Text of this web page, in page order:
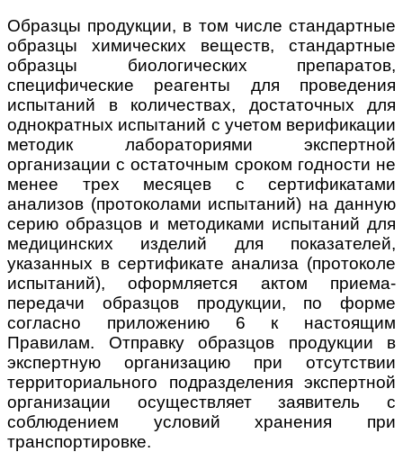
Образцы продукции, в том числе стандартные
образцы химических веществ, стандартные
образцы биологических препаратов,
специфические реагенты для проведения
испытаний в количествах, достаточных для
однократных испытаний с учетом верификации
методик лабораториями экспертной
организации с остаточным сроком годности не
менее трех месяцев с сертификатами
анализов (протоколами испытаний) на данную
серию образцов и методиками испытаний для
медицинских изделий для показателей,
указанных в сертификате анализа (протоколе
испытаний), оформляется актом приема-
передачи образцов продукции, по форме
согласно приложению 6 к настоящим
Правилам. Отправку образцов продукции в
экспертную организацию при отсутствии
территориального подразделения экспертной
организации осуществляет заявитель с
соблюдением условий хранения при
транспортировке.